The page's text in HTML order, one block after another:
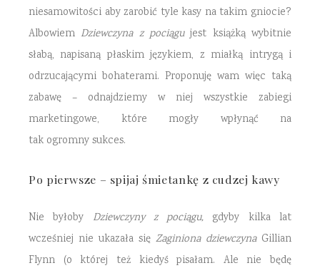
niesamowitości aby zarobić tyle kasy na takim gniocie?
Albowiem Dziewczyna z pociągujest książką wybitnie
słabą, napisaną płaskim językiem, z miałką intrygą i
odrzucającymi bohaterami. Proponuję wam więc taką
zabawę – odnajdziemy w niej wszystkie zabiegi
marketingowe, które mogły wpłynąć na
tak ogromny sukces.
Po pierwsze – spijaj śmietankę z cudzej kawy
Nie byłoby Dziewczyny z pociągu, gdyby kilka lat
wcześniej nie ukazała się Zaginiona dziewczyna Gillian
Flynn (o której też kiedyś pisałam. Ale nie będę